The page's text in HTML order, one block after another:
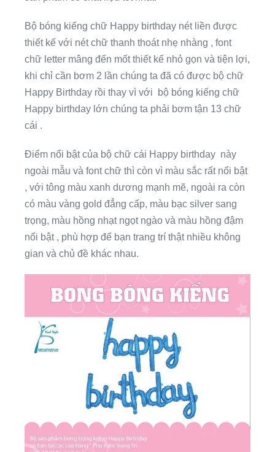
Bộ bóng kiếng chữ Happy birthday nét liền được
thiết kế với nét chữ thanh thoát nhẹ nhàng , font
chữ letter mâng đến mốt thiết kế nhỏ gọn và tiện lợi,
khi chỉ cần bơm 2 lần chúng ta đã có được bộ chữ
Happy Birthday rồi thay vì với bộ bóng kiếng chữ
Happy birthday lớn chúng ta phải bơm tận 13 chữ
cái .
Điểm nổi bật của bộ chữ cái Happy birthday này
ngoài mẫu và font chữ thì còn vì màu sắc rất nổi bật
, với tông màu xanh dương mạnh mẽ, ngoài ra còn
có màu vàng gold đẳng cấp, màu bạc silver sang
trọng, màu hồng nhạt ngọt ngào và màu hồng đậm
nổi bật , phù hợp để bạn trang trí thật nhiều không
gian và chủ đề khác nhau.